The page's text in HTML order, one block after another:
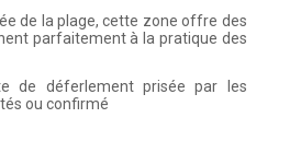
de la plage, cette zone offre des
parfaitement à la pratique des
de déferlement prisée par les
ou confirmé